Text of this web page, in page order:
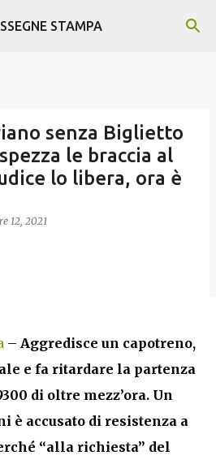
contenuti principali
STAMPA
senza Biglietto
le braccia al
lo libera, ora è
12, 2021
– Aggredisce un capotreno,
e fa ritardare la partenza
di oltre mezz’ora. Un
è accusato di resistenza a
“alla richiesta” del